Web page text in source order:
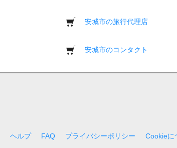
安城市の旅行代理店
安城市のコンタクト
ヘルプ FAQ プライバシーポリシー
Cookieに